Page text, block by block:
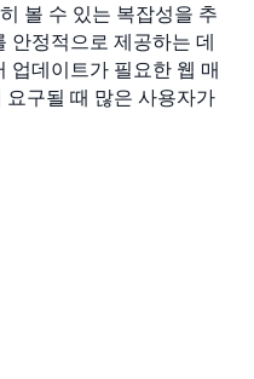
볼 수 있는 복잡성을 추
안정적으로 제공하는 데
업데이트가 필요한 웹 매
구될 때 많은 사용자가